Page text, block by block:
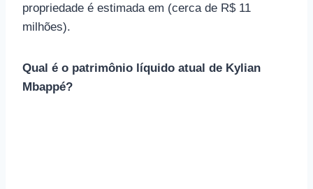
propriedade é estimada em (cerca de R$ 11
milhões).
Qual é o patrimônio líquido atual de Kylian
Mbappé?